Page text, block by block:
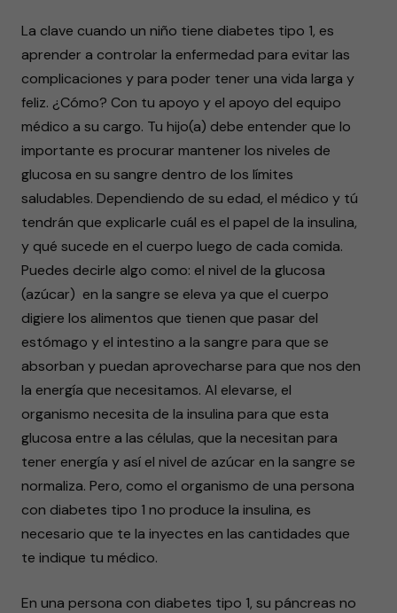
La clave cuando un niño tiene diabetes tipo 1, es
aprender a controlar la enfermedad para evitar las
complicaciones y para poder tener una vida larga y
feliz. ¿Cómo? Con tu apoyo y el apoyo del equipo
médico a su cargo. Tu hijo(a) debe entender que lo
importante es procurar mantener los niveles de
glucosa en su sangre dentro de los límites
saludables. Dependiendo de su edad, el médico y tú
tendrán que explicarle cuál es el papel de la insulina,
y qué sucede en el cuerpo luego de cada comida.
Puedes decirle algo como: el nivel de la glucosa
(azúcar) en la sangre se eleva ya que el cuerpo
digiere los alimentos que tienen que pasar del
estómago y el intestino a la sangre para que se
absorban y puedan aprovecharse para que nos den
la energía que necesitamos. Al elevarse, el
organismo necesita de la insulina para que esta
glucosa entre a las células, que la necesitan para
tener energía y así el nivel de azúcar en la sangre se
normaliza. Pero, como el organismo de una persona
con diabetes tipo 1 no produce la insulina, es
necesario que te la inyectes en las cantidades que
te indique tu médico.
En una persona con diabetes tipo 1, su páncreas no